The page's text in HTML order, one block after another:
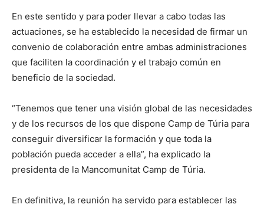
En este sentido y para poder llevar a cabo todas las
actuaciones, se ha establecido la necesidad de firmar un
convenio de colaboración entre ambas administraciones
que faciliten la coordinación y el trabajo común en
beneficio de la sociedad.
“Tenemos que tener una visión global de las necesidades
y de los recursos de los que dispone Camp de Túria para
conseguir diversificar la formación y que toda la
población pueda acceder a ella”, ha explicado la
presidenta de la Mancomunitat Camp de Túria.
En definitiva, la reunión ha servido para establecer las